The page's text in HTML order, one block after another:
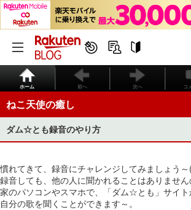
ホーム 前へ 次へ コ
ねこ天使の癒し
ダム☆とも録音のやり方
慣れてきて、録音にチャレンジしてみましょう
録音しても、他の人に聞かれることはありませ
家のパソコンやスマホで、「ダム☆とも」サイト
自分の歌を聞くことができます～。